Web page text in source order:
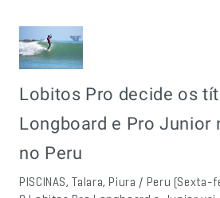
Lobitos Pro decide os
Longboard e Pro Junior
no Peru
PISCINAS, Talara, Piura / Peru